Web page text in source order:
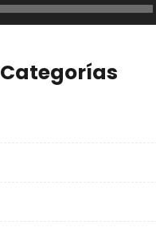
Categorías